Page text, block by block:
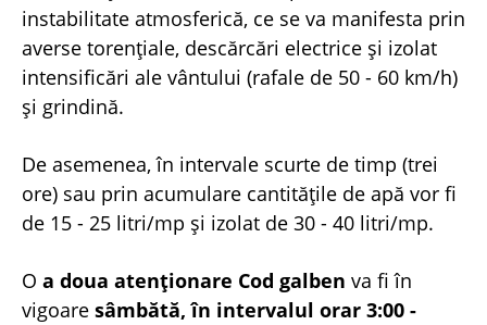
instabilitate atmosferică, ce se va manifesta prin
averse torențiale, descărcări electrice și izolat
intensificări ale vântului (rafale de 50 - 60 km/h)
și grindină.
De asemenea, în intervale scurte de timp (trei
ore) sau prin acumulare cantitățile de apă vor fi
de 15 - 25 litri/mp și izolat de 30 - 40 litri/mp.
O a doua atenționare Cod galben va fi în
vigoare sâmbătă, în intervalul orar 3:00 -